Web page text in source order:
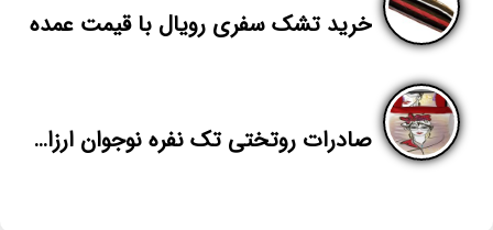
خرید تشک سفری رویال با قیمت عمده
صادرات روتختی تک نفره نوجوان ارزان قیمت